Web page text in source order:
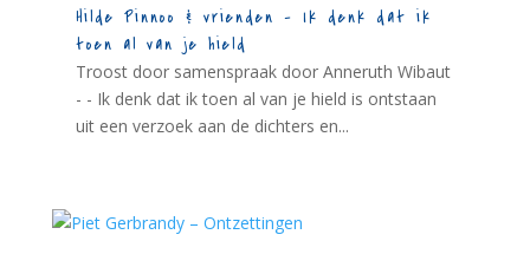
Hilde Pinnoo & vrienden – Ik denk dat ik
toen al van je hield
Troost door samenspraak door Anneruth Wibaut
- - Ik denk dat ik toen al van je hield is ontstaan
uit een verzoek aan de dichters en...